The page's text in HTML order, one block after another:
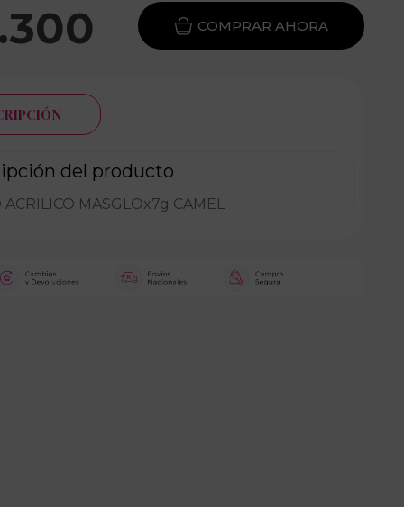
.300
del producto
ACRILICO MASGLOx7g CAMEL